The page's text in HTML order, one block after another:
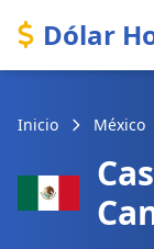
Dólar
Inicio México